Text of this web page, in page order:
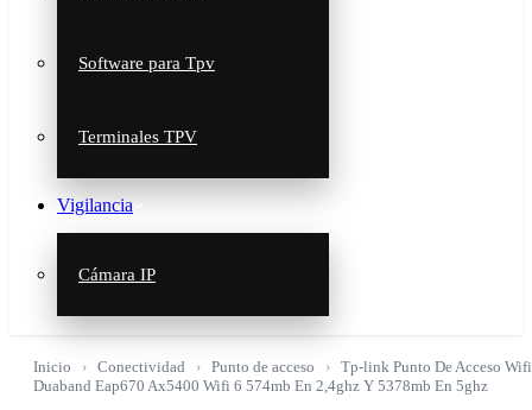
Software para Tpv
Terminales TPV
Vigilancia
Cámara IP
Inicio Conectividad Punto de acceso
Tp-link Punto De Acceso Wifi
Duaband Eap670 Ax5400 Wifi 6 574mb En 2,4ghz Y 5378mb En 5ghz